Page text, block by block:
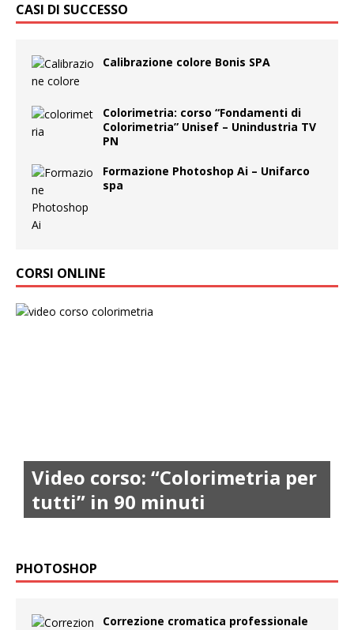
CASI DI SUCCESSO
Calibrazione colore Bonis SPA
Colorimetria: corso “Fondamenti di
Colorimetria” Unisef – Unindustria TV
PN
Formazione Photoshop Ai – Unifarco
spa
CORSI ONLINE
Video corso: “Colorimetria per
tutti” in 90 minuti
PHOTOSHOP
Correzione cromatica professionale